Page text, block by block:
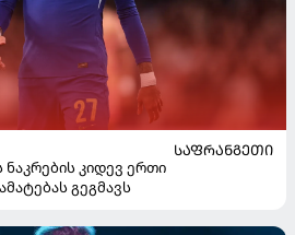
ᲡᲐᲤᲠᲐᲜᲒᲔᲗᲘ
ნაკრების კიდევ ერთი
გეგმავს